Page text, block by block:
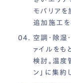
モバリアを
追加施工を
空調・除湿
ァイルをも
検討。温度
ン」に集約